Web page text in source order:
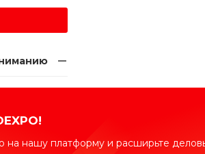
нашу платформу и расширьте